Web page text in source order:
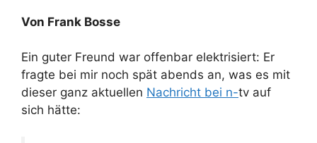
Von Frank Bosse
Ein guter Freund war offenbar elektrisiert: Er
fragte bei mir noch spät abends an, was es mit
dieser ganz aktuellen Nachricht bei n-tv auf
sich hätte: